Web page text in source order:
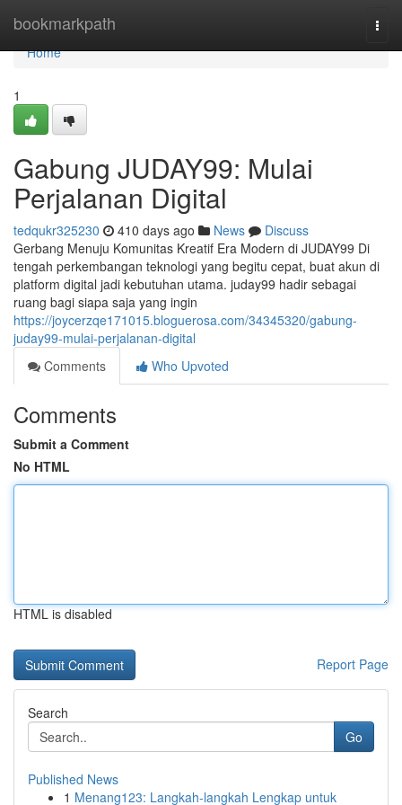
bookmarkpath
Home
Home
1
Gabung JUDAY99: Mulai
Perjalanan Digital
tedqukr325230 410 days ago News
Discuss
Gerbang Menuju Komunitas Kreatif Era Modern di JUDAY99 Di
tengah perkembangan teknologi yang begitu cepat, buat akun di
platform digital jadi kebutuhan utama. juday99 hadir sebagai
ruang bagi siapa saja yang ingin
https://joycerzqe171015.bloguerosa.com/34345320/gabung-
juday99-mulai-perjalanan-digital
Comments
Who Upvoted
Comments
Submit a Comment
No HTML
HTML is disabled
Report Page
Search
Go
Published News
1 Menang123: Langkah-langkah Lengkap untuk